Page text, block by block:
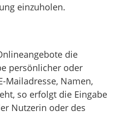
einzuholen.
die
persönlicher oder
Mailadresse, Namen,
so erfolgt die Eingabe
Nutzerin oder des